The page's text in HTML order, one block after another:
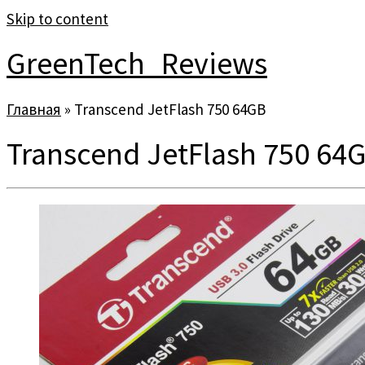
Skip to content
GreenTech_Reviews
Главная » Transcend JetFlash 750 64GB
Transcend JetFlash 750